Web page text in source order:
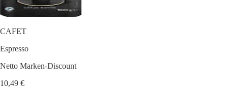
CAFET
Espresso
Netto Marken-Discount
10,49 €